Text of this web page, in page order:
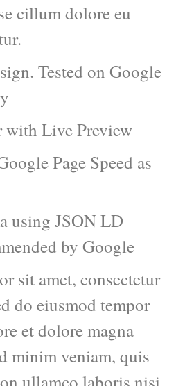
cillum dolore eu
Tested on Google
with Live Preview
Page Speed as
using JSON LD
by Google
sit amet, consectetur
do eiusmod tempor
et dolore magna
minim veniam, quis